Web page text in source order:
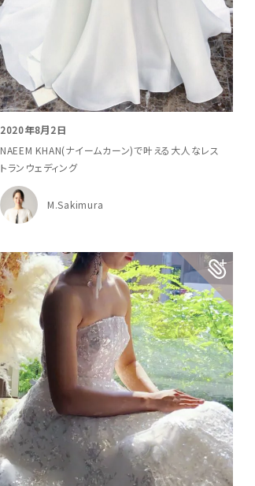
2020年8月2日
NAEEM KHAN(ナイームカーン)で叶える大人なレス
トランウェディング
M.Sakimura